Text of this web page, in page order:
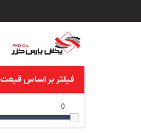
فیلتر بر اساس قیمت
0